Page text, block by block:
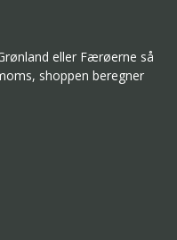
eller Færøerne så
shoppen beregner